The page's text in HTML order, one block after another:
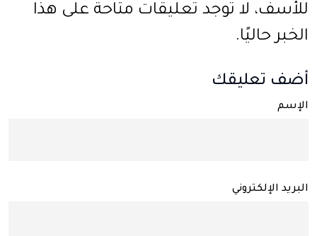
للأسف، لا توجد تعليقات متاحة على هذا
الخبر حاليًا.
أضف تعليقك
الإسم
البريد الإلكتروني